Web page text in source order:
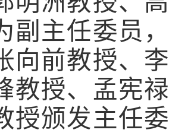
副主任委员
向前教授、
教授、孟宪
授颁发主任